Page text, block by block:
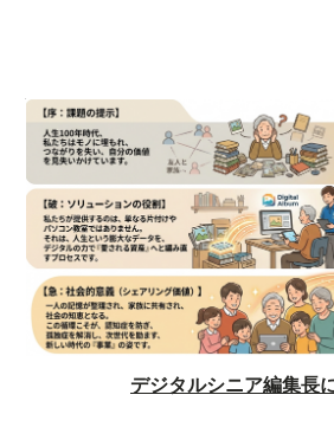
デジタルシニア編集長